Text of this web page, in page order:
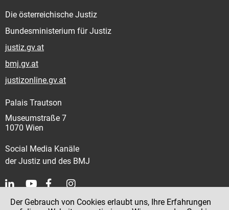
Die österreichische Justiz
Bundesministerium für Justiz
justiz.gv.at
bmj.gv.at
justizonline.gv.at
Palais Trautson
Museumstraße 7
1070 Wien
Social Media Kanäle
der Justiz und des BMJ
Kontakt
Der Gebrauch von Cookies erlaubt uns, Ihre Erfahrungen